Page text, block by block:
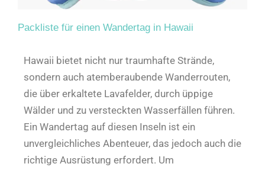
Packliste für einen Wandertag in Hawaii
Hawaii bietet nicht nur traumhafte Strände,
sondern auch atemberaubende Wanderrouten,
die über erkaltete Lavafelder, durch üppige
Wälder und zu versteckten Wasserfällen führen.
Ein Wandertag auf diesen Inseln ist ein
unvergleichliches Abenteuer, das jedoch auch die
richtige Ausrüstung erfordert. Um